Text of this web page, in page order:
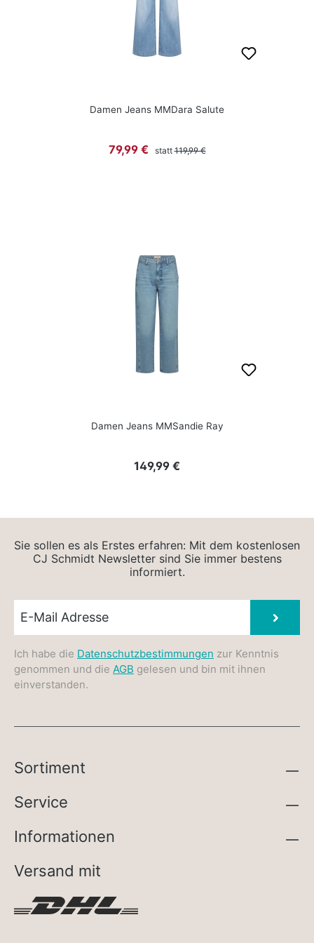
Damen Jeans MMDara Salute
Verkaufspreis:
79,99 € stattRegulärer Preis:
119,99 €
Damen Jeans MMSandie Ray
Regulärer Preis:
149,99 €
Sie sollen es als Erstes erfahren: Mit dem kostenlosen
CJ Schmidt Newsletter sind Sie immer bestens
informiert.
Ich habe die Datenschutzbestimmungen zur Kenntnis
genommen und die AGB gelesen und bin mit ihnen
einverstanden.
Sortiment
Service
Informationen
Versand mit